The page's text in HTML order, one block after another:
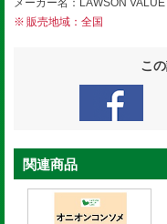
販売地域：全国
こ
関連商品